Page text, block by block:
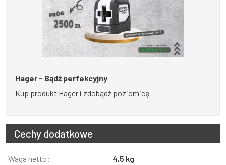
Hager - Bądź perfekcyjny
Kup produkt Hager i zdobądź poziomicę
Cechy dodatkowe
Informacja
Wartość
Waga netto:
4,5 kg